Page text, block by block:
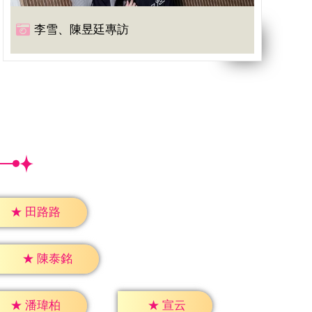
李雪、陳昱廷專訪
★ 田路路
★ 陳泰銘
★ 潘瑋柏 ★ 宣云